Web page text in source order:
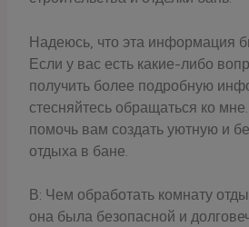
Надеюсь, что эта информация
Если у вас есть какие-либо
получить более подробную
стесняйтесь обращаться ко
помочь вам создать уютную и
отдыха в бане.
В: Чем обработать комнату
она была безопасной и